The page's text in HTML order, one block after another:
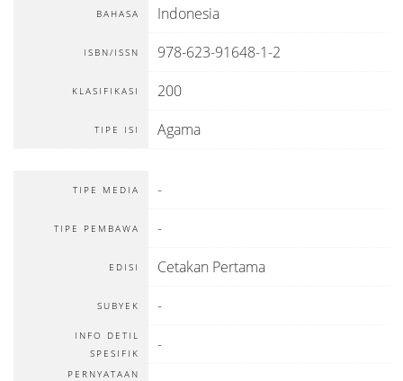
BAHASA Indonesia
ISBN/ISSN 978-623-91648-1-2
KLASIFIKASI 200
TIPE ISI Agama
TIPE MEDIA -
TIPE PEMBAWA -
EDISI Cetakan Pertama
SUBYEK -
INFO DETIL
SPESIFIK
-
PERNYATAAN